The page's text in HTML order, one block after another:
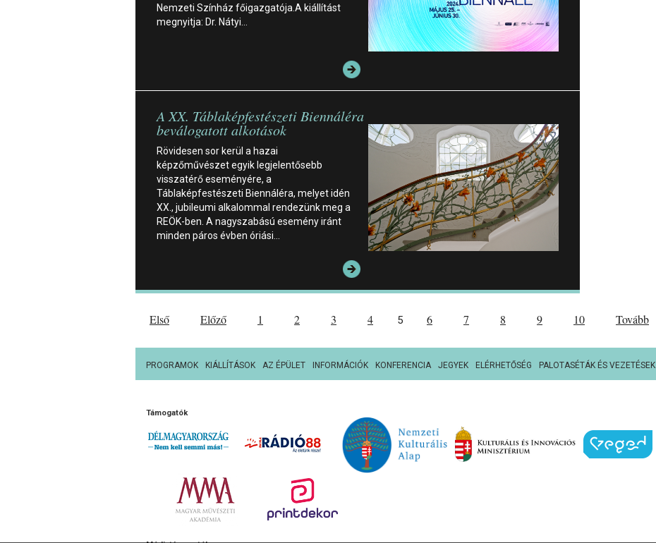
Nemzeti Színház főigazgatója.A kiállítást
megnyitja: Dr. Nátyi…
A XX. Táblaképfestészeti Biennáléra
beválogatott alkotások
Rövidesen sor kerül a hazai
képzőművészet egyik legjelentősebb
visszatérő eseményére, a
Táblaképfestészeti Biennáléra, melyet idén
XX., jubileumi alkalommal rendezünk meg a
REÖK-ben. A nagyszabású esemény iránt
minden páros évben óriási…
Első Előző 1 2 3 4 5 6 7 8 9 10 Tovább
PROGRAMOK KIÁLLÍTÁSOK AZ ÉPÜLET INFORMÁCIÓK KONFERENCIA JEGYEK ELÉRHETŐSÉG PALOTASÉTÁK ÉS VEZETÉSEK
Támogatók